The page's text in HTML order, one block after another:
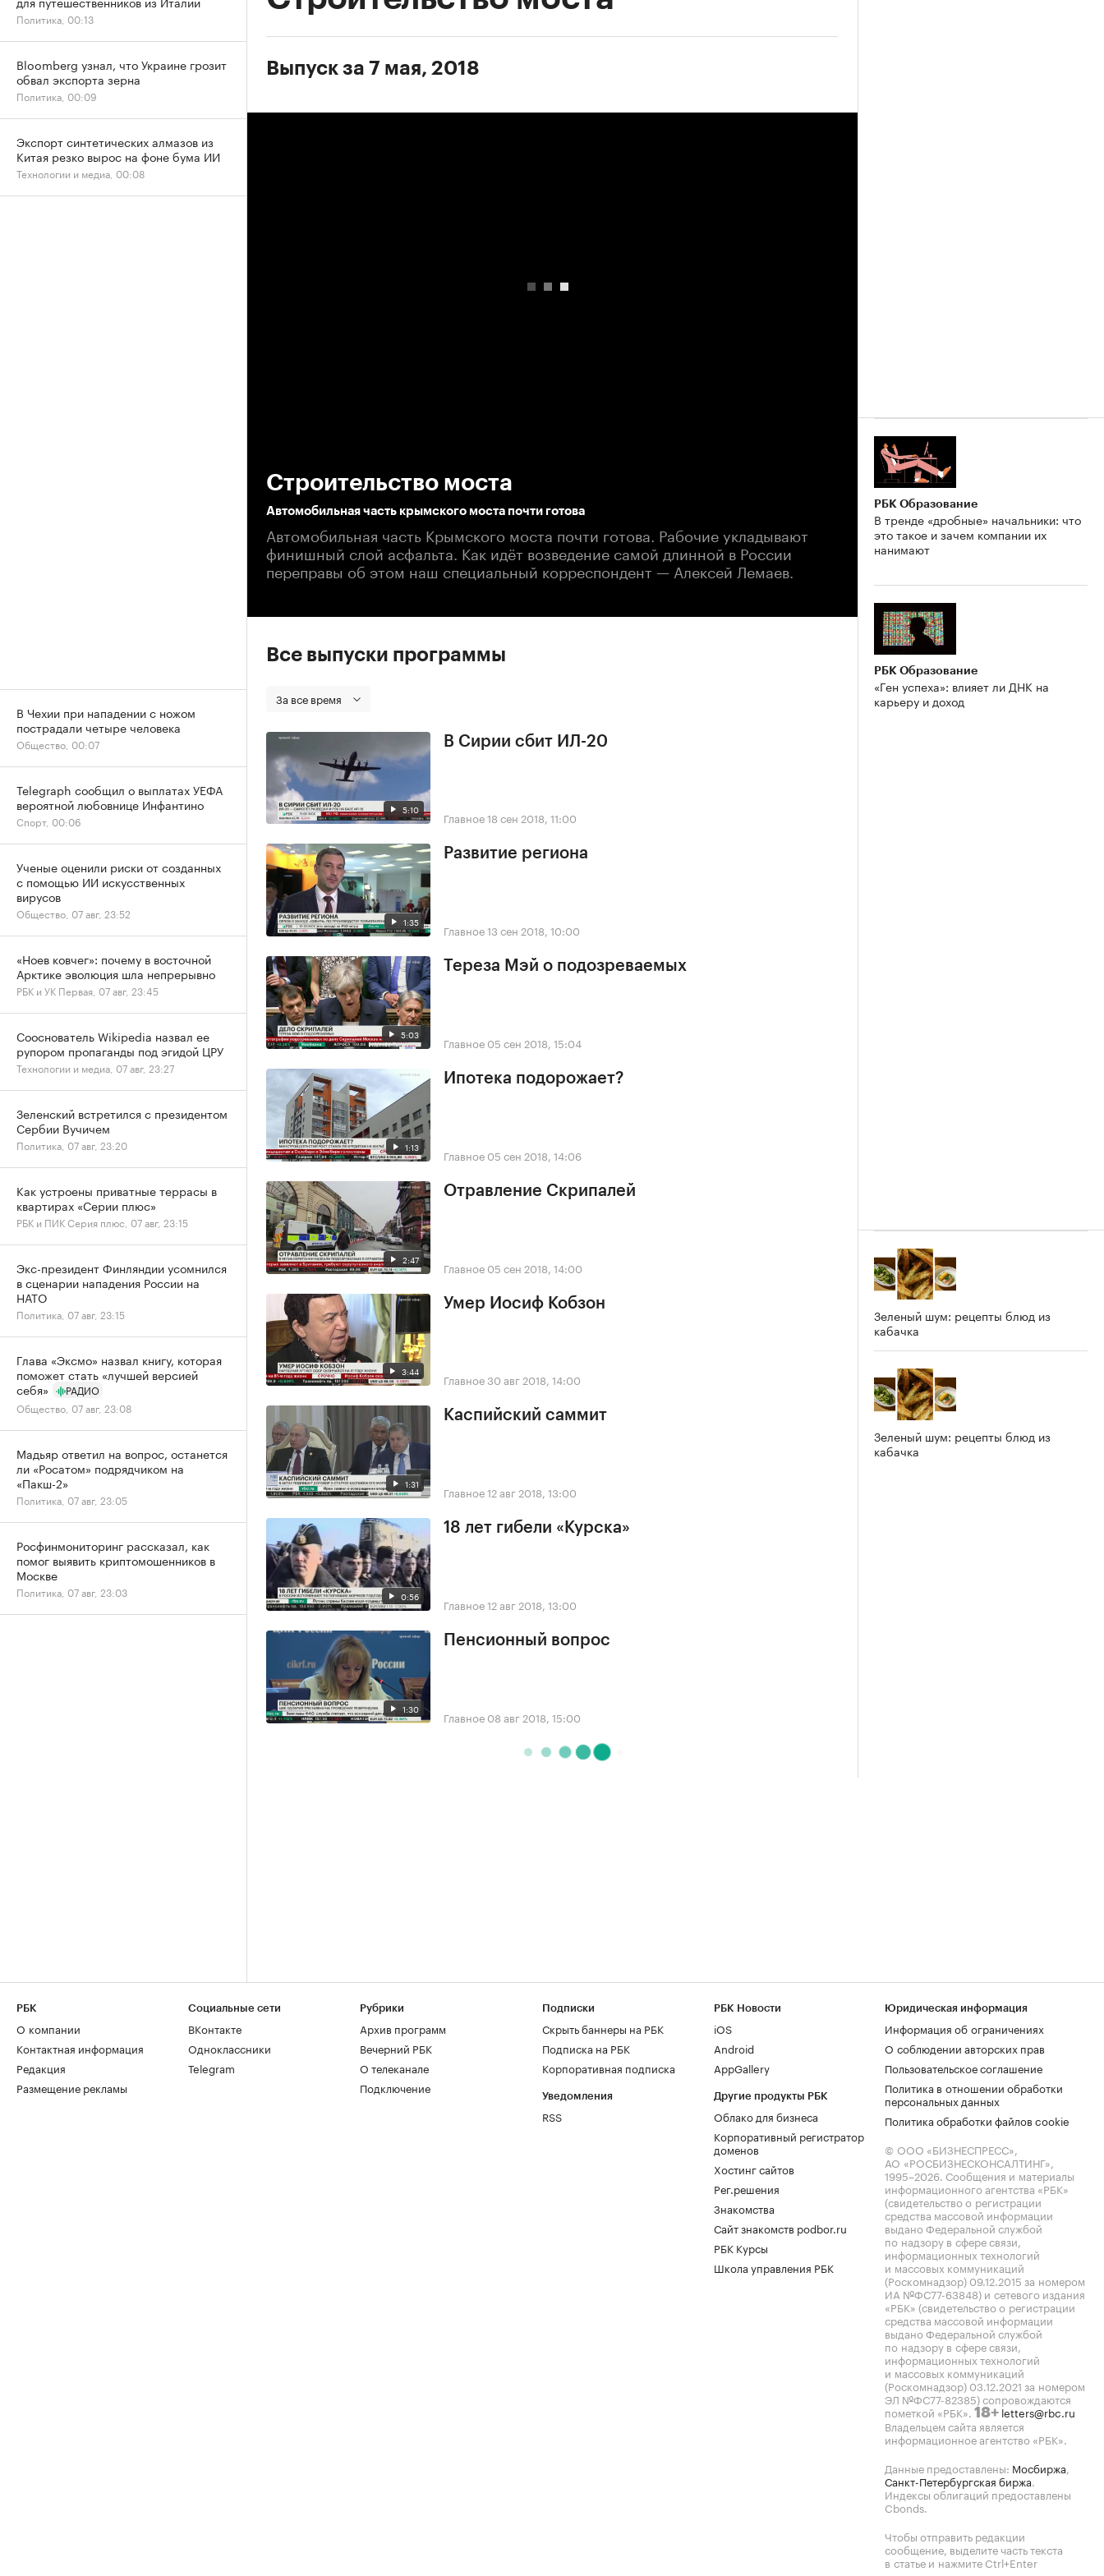
Выпуск за 7 мая, 2018
Строительство моста
Автомобильная часть крымского моста почти готова
Автомобильная часть Крымского моста почти готова. Рабочие укладывают
финишный слой асфальта. Как идёт возведение самой длинной в России
переправы об этом наш специальный корреспондент — Алексей Лемаев.
Все выпуски программы
За все время
5:10
В Сирии сбит ИЛ-20
Главное18 сен 2018, 11:00
1:35
Развитие региона
Главное13 сен 2018, 10:00
5:03
Тереза Мэй о подозреваемых
Главное 05 сен 2018, 15:04
1:13
Ипотека подорожает?
Главное 05 сен 2018, 14:06
2:47
Отравление Скрипалей
Главное 05 сен 2018, 14:00
3:44
Умер Иосиф Кобзон
Главное30 авг 2018, 14:00
1:31
Каспийский саммит
Главное12 авг 2018, 13:00
0:56
18 лет гибели «Курска»
Главное12 авг 2018, 13:00
1:30
Пенсионный вопрос
Главное 08 авг 2018, 15:00
РБК Образование
В тренде «дробные» начальники: что
это такое и зачем компании их
нанимают
РБК Образование
«Ген успеха»: влияет ли ДНК на
карьеру и доход
Зеленый шум: рецепты блюд из
кабачка
Зеленый шум: рецепты блюд из
кабачка
Политика, 00:13
Bloomberg узнал, что Украине грозит
обвал экспорта зерна
Политика, 00:09
Экспорт синтетических алмазов из
Китая резко вырос на фоне бума ИИ
Технологии и медиа, 00:08
В Чехии при нападении с ножом
пострадали четыре человека
Общество, 00:07
Telegraph сообщил о выплатах УЕФА
вероятной любовнице Инфантино
Спорт, 00:06
Ученые оценили риски от созданных
с помощью ИИ искусственных
вирусов
Общество, 07 авг, 23:52
«Ноев ковчег»: почему в восточной
Арктике эволюция шла непрерывно
РБК и УК Первая, 07 авг, 23:45
Сооснователь Wikipedia назвал ее
рупором пропаганды под эгидой ЦРУ
Технологии и медиа, 07 авг, 23:27
Зеленский встретился с президентом
Сербии Вучичем
Политика, 07 авг, 23:20
Как устроены приватные террасы в
квартирах «Серии плюс»
РБК и ПИК Серия плюс, 07 авг, 23:15
Экс-президент Финляндии усомнился
в сценарии нападения России на
НАТО
Политика, 07 авг, 23:15
Глава «Эксмо» назвал книгу, которая
поможет стать «лучшей версией
себя»
РАДИО
Общество, 07 авг, 23:08
Мадьяр ответил на вопрос, останется
ли «Росатом» подрядчиком на
«Пакш-2»
Политика, 07 авг, 23:05
Росфинмониторинг рассказал, как
помог выявить криптомошенников в
Москве
Политика, 07 авг, 23:03
РБК
О компании
Контактная информация
Редакция
Размещение рекламы
Социальные сети
ВКонтакте
Одноклассники
Telegram
Рубрики
Архив программ
Вечерний РБК
О телеканале
Подключение
Подписки
Скрыть баннеры на РБК
Подписка на РБК
Корпоративная подписка
Уведомления
RSS
РБК Новости
iOS
Android
AppGallery
Другие продукты РБК
Облако для бизнеса
Корпоративный регистратор
доменов
Хостинг сайтов
Рег.решения
Знакомства
Сайт знакомств podbor.ru
РБК Курсы
Школа управления РБК
Юридическая информация
Информация об ограничениях
О соблюдении авторских прав
Пользовательское соглашение
Политика в отношении обработки
персональных данных
Политика обработки файлов cookie
© ООО «БИЗНЕСПРЕСС»,
АО «РОСБИЗНЕСКОНСАЛТИНГ»,
1995–2026. Сообщения и материалы
информационного агентства «РБК»
(свидетельство о регистрации
средства массовой информации
выдано Федеральной службой
по надзору в сфере связи,
информационных технологий
и массовых коммуникаций
(Роскомнадзор) 09.12.2015 за номером
ИА №ФС77-63848) и сетевого издания
«РБК» (свидетельство о регистрации
средства массовой информации
выдано Федеральной службой
по надзору в сфере связи,
информационных технологий
и массовых коммуникаций
(Роскомнадзор) 03.12.2021 за номером
ЭЛ №ФС77-82385) сопровождаются
пометкой «РБК». 18+ letters@rbc.ru
Владельцем сайта является
информационное агентство «РБК».
Данные предоставлены: Мосбиржа,
Санкт-Петербургская биржа.
Индексы облигаций предоставлены
Cbonds.
Чтобы отправить редакции
сообщение, выделите часть текста
в статье и нажмите Ctrl+Enter